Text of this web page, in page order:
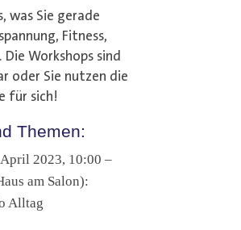
was Sie gerade
Fitness,
Workshops sind
oder Sie nutzen die
für sich!
Themen:
2023, 10:00 –
am Salon):
Alltag